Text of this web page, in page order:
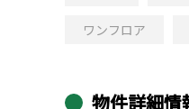
ワンフロア
物件詳細情